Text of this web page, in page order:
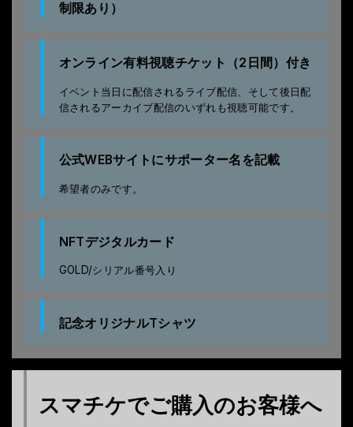
制限あり）
オンライン有料視聴チケット（2日間）付き
イベント当日に配信されるライブ配信、そして後日配
信されるアーカイブ配信のいずれも視聴可能です。
公式WEBサイトにサポーター名を記載
希望者のみです。
NFTデジタルカード
GOLD/シリアル番号入り
記念オリジナルTシャツ
スマチケでご購入のお客様へ